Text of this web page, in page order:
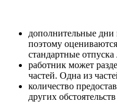
дополнительные дни
поэтому
стандартные
работник может
частей. Одна из
количество
других